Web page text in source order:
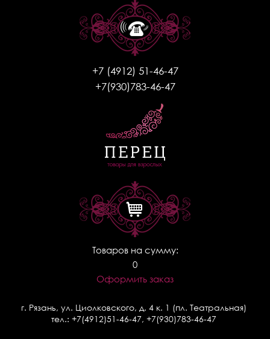
+7 (4912) 51-46-47
+7(930)783-46-47
Товаров на сумму:
0
Оформить заказ
г. Рязань, ул. Циолковского, д. 4 к. 1 (пл. Театральная)
тел.: +7(4912)51-46-47, +7(930)783-46-47